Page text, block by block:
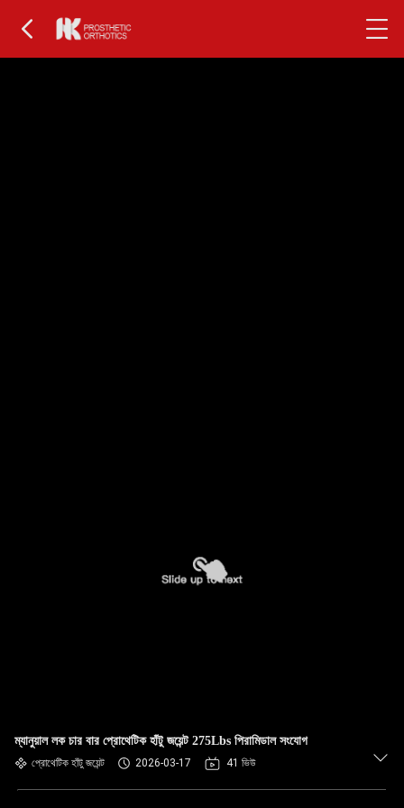
ম্যানুয়াল লক চার বার প্রোথেটিক হাঁটু জয়েন্ট 275Lbs পিরামিডাল সংযোগ
প্রোথেটিক হাঁটু জয়েন্ট 2026-03-17 41 ভিউ